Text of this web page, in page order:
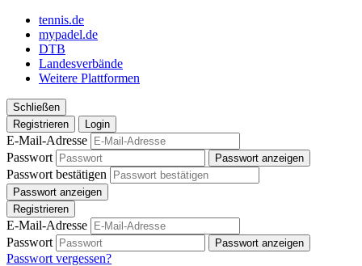
tennis.de
mypadel.de
DTB
Landesverbände
Weitere Plattformen
Schließen
Registrieren
Login
E-Mail-Adresse
Passwort
Passwort anzeigen
Passwort bestätigen
Passwort anzeigen
Registrieren
E-Mail-Adresse
Passwort
Passwort anzeigen
Passwort vergessen?